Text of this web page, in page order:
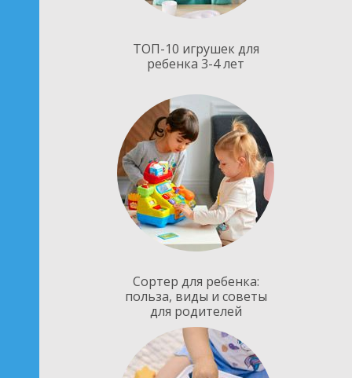
ТОП-10 игрушек для
ребенка 3-4 лет
Сортер для ребенка:
польза, виды и советы
для родителей